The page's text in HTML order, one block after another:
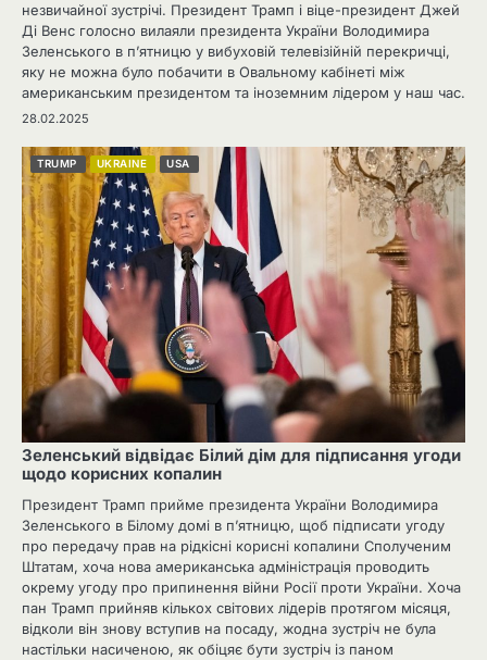
незвичайної зустрічі. Президент Трамп і віце-президент Джей
Ді Венс голосно вилаяли президента України Володимира
Зеленського в п’ятницю у вибуховій телевізійній перекричці,
яку не можна було побачити в Овальному кабінеті між
американським президентом та іноземним лідером у наш час.
28.02.2025
TRUMP UKRAINE USA
Зеленський відвідає Білий дім для підписання угоди
щодо корисних копалин
Президент Трамп прийме президента України Володимира
Зеленського в Білому домі в п’ятницю, щоб підписати угоду
про передачу прав на рідкісні корисні копалини Сполученим
Штатам, хоча нова американська адміністрація проводить
окрему угоду про припинення війни Росії проти України. Хоча
пан Трамп прийняв кількох світових лідерів протягом місяця,
відколи він знову вступив на посаду, жодна зустріч не була
настільки насиченою, як обіцяє бути зустріч із паном